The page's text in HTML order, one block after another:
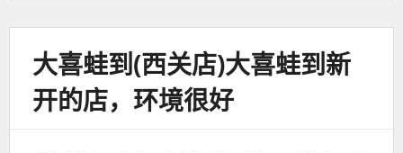
大喜蛙到(西关店)大喜蛙到新
开的店，环境很好